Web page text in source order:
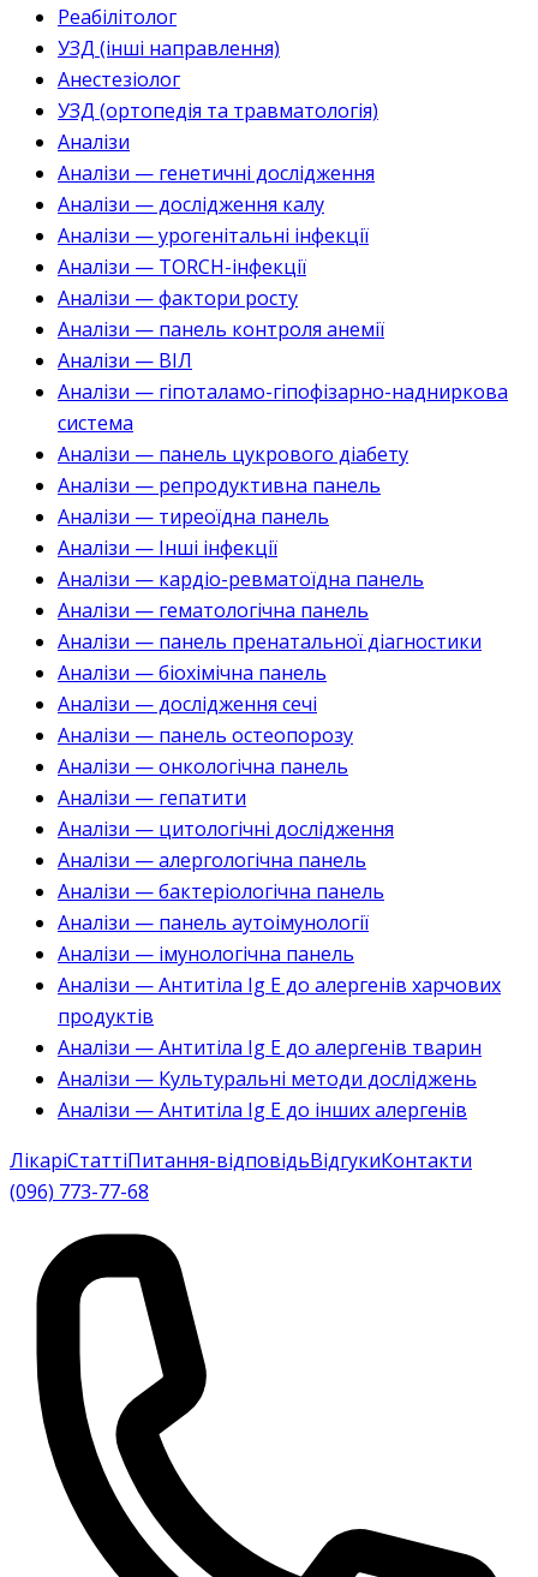
Реабілітолог
УЗД (інші направлення)
Анестезіолог
УЗД (ортопедія та травматологія)
Аналізи
Аналізи — генетичні дослідження
Аналізи — дослідження калу
Аналізи — урогенітальні інфекції
Аналізи — TORCH-інфекції
Аналізи — фактори росту
Аналізи — панель контроля анемії
Аналізи — ВІЛ
Аналізи — гіпоталамо-гіпофізарно-надниркова
система
Аналізи — панель цукрового діабету
Аналізи — репродуктивна панель
Аналізи — тиреоїдна панель
Аналізи — Інші інфекції
Аналізи — кардіо-ревматоїдна панель
Аналізи — гематологічна панель
Аналізи — панель пренатальної діагностики
Аналізи — біохімічна панель
Аналізи — дослідження сечі
Аналізи — панель остеопорозу
Аналізи — онкологічна панель
Аналізи — гепатити
Аналізи — цитологічні дослідження
Аналізи — алергологічна панель
Аналізи — бактеріологічна панель
Аналізи — панель аутоімунології
Аналізи — імунологічна панель
Аналізи — Антитіла Ig E до алергенів харчових
продуктів
Аналізи — Антитіла Ig E до алергенів тварин
Аналізи — Культуральні методи досліджень
Аналізи — Антитіла Ig E до інших алергенів
ЛікаріСтаттіПитання-відповідьВідгукиКонтакти
(096) 773-77-68